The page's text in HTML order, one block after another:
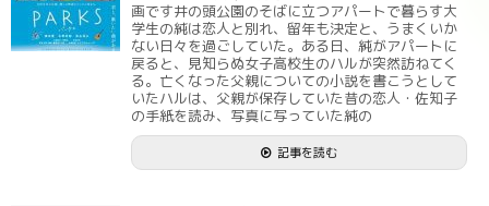
画です井の頭公園のそばに立つアパートで暮らす大
学生の純は恋人と別れ、留年も決定と、うまくいか
ない日々を過ごしていた。ある日、純がアパートに
戻ると、見知らぬ女子高校生のハルが突然訪ねてく
る。亡くなった父親についての小説を書こうとして
いたハルは、父親が保存していた昔の恋人・佐知子
の手紙を読み、写真に写っていた純の
記事を読む